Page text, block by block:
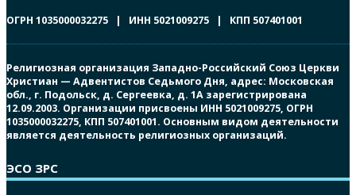
ОГРН 1035000032275 | ИНН 5021009275 | КПП 507401001
Религиозная организация Западно-Российский Союз Церкви
Христиан — Адвентистов Седьмого Дня, адрес: Московская
обл., г. Подольск, д. Сергеевка, д. 1А зарегистрирована
12.09.2003. Организации присвоены ИНН 5021009275, ОГРН
1035000032275, КПП 507401001. Основным видом деятельности
является деятельность религиозных организаций.
ЭСО ЗРС